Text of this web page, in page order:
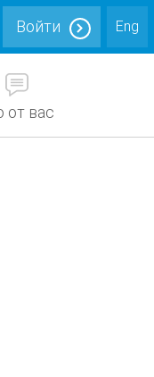
Eng
Войти
от вас